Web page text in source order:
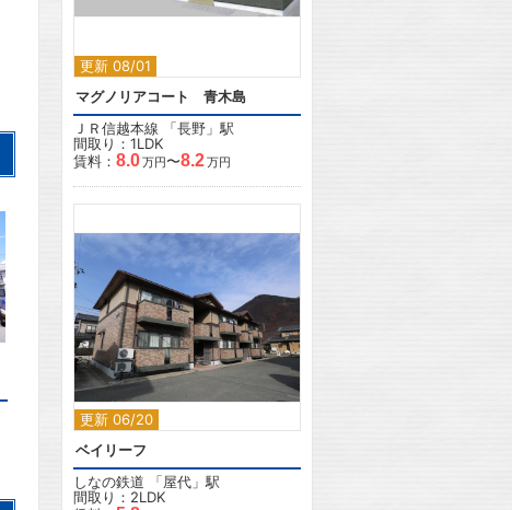
更新 08/01
マグノリアコート 青木島
ＪＲ信越本線 「長野 」駅
間取り：1LDK
賃料： 8.0万円〜8.2万円
更新 06/20
2
ベイリーフ
しなの鉄道 「屋代 」駅
間取り：2LDK